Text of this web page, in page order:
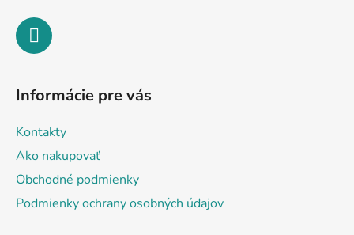
Informácie pre vás
Kontakty
Ako nakupovať
Obchodné podmienky
Podmienky ochrany osobných údajov